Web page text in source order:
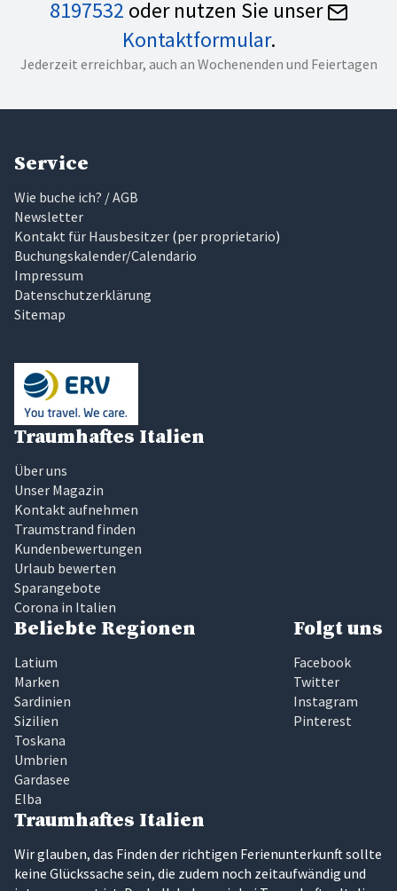
8197532 oder nutzen Sie unser
Kontaktformular.
Jederzeit erreichbar, auch an Wochenenden und Feiertagen
Service
Wie buche ich? / AGB
Newsletter
Kontakt für Hausbesitzer (per proprietario)
Buchungskalender/Calendario
Impressum
Datenschutzerklärung
Sitemap
Traumhaftes Italien
Über uns
Unser Magazin
Kontakt aufnehmen
Traumstrand finden
Kundenbewertungen
Urlaub bewerten
Sparangebote
Corona in Italien
Beliebte Regionen
Latium
Marken
Sardinien
Sizilien
Toskana
Umbrien
Gardasee
Elba
Folgt uns
Facebook
Twitter
Instagram
Pinterest
Traumhaftes Italien
Wir glauben, das Finden der richtigen Ferienunterkunft sollte
keine Glückssache sein, die zudem noch zeitaufwändig und